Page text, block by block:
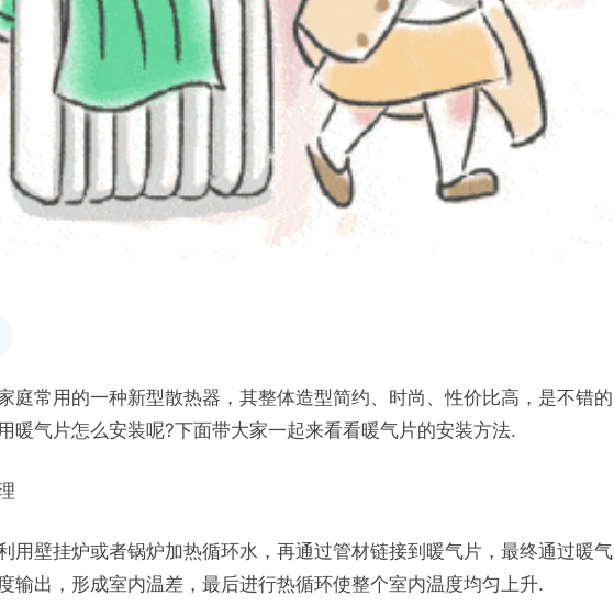
庭常用的一种新型散热器，其整体造型简约、时尚、性价比高，是不错的
暖气片怎么安装呢?下面带大家一起来看看暖气片的安装方法.
用壁挂炉或者锅炉加热循环水，再通过管材链接到暖气片，最终通过暖气
输出，形成室内温差，最后进行热循环使整个室内温度均匀上升.